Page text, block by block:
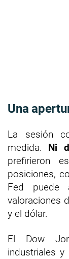
Una
La sesión
medida. Ni
prefirieron
posiciones,
Fed puede
valoraciones
y el dólar.
El Dow
industriales y